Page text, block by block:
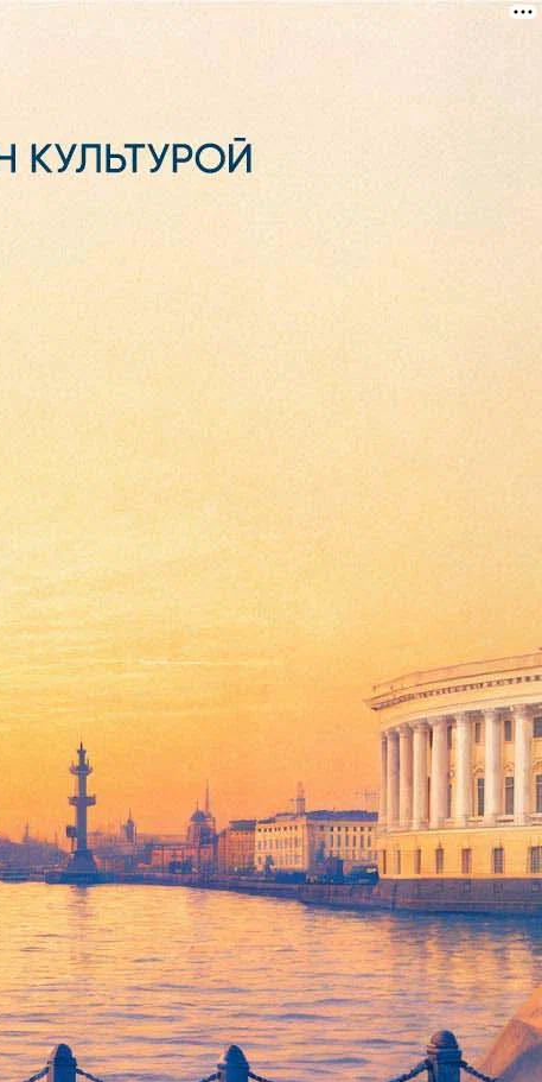
Чем заняться в Сети